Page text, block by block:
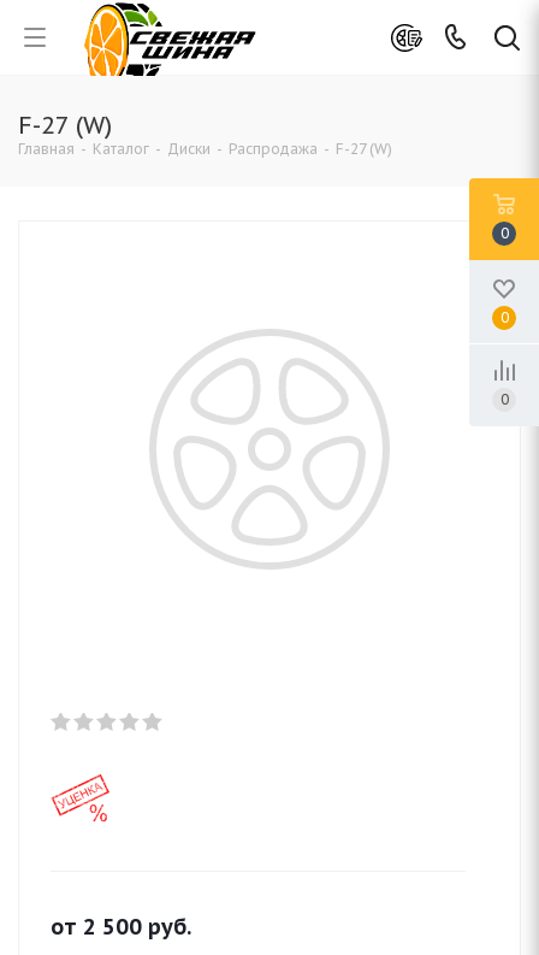
F-27 (W)
Главная - Каталог - Диски - Распродажа - F-27 (W)
от 2 500 руб.
0
0
0